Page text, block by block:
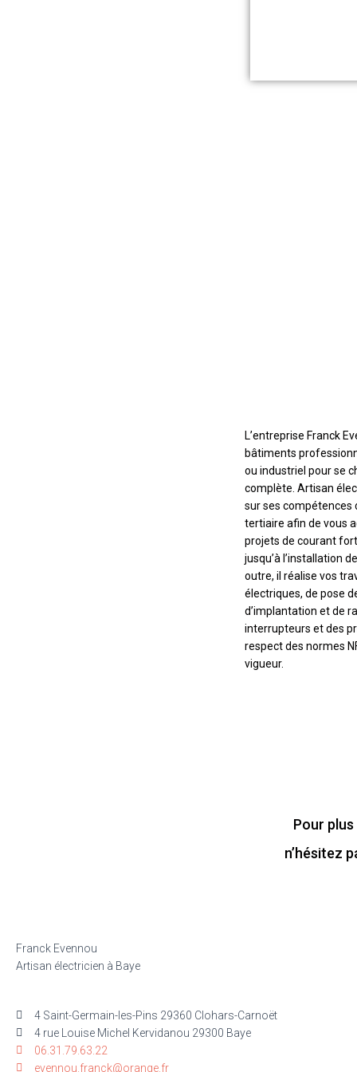
L’entreprise Franck
bâtiments
ou industriel pour se
complète. Artisan
sur ses compétences
tertiaire afin de vous
projets de courant
jusqu’à l’installation
outre, il réalise vos
électriques, de pose
d’implantation et de
interrupteurs et des
respect des normes
vigueur.
Pour
n’hésitez
Franck Evennou
Artisan électricien à Baye
4 Saint-Germain-les-Pins 29360 Clohars-Carnoët
4 rue Louise Michel Kervidanou 29300 Baye
06.31.79.63.22
evennou.franck@orange.fr